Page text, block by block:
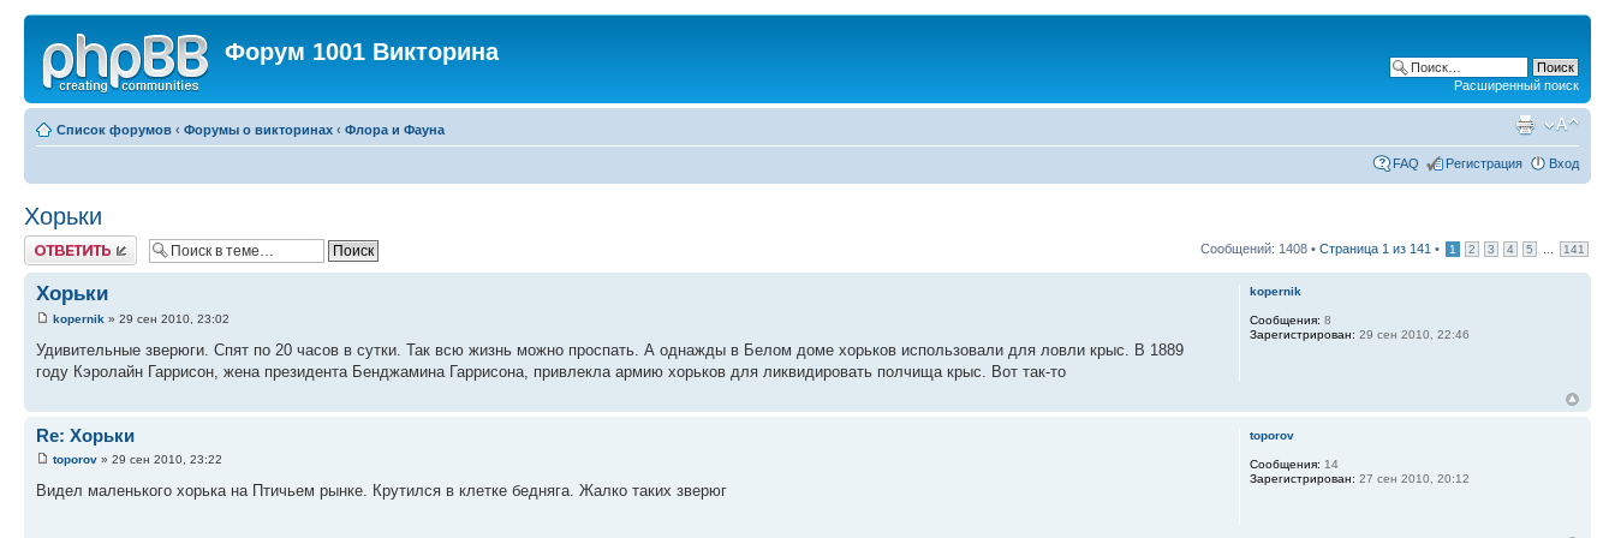
Форум 1001 Викторина
Расширенный поиск
Список форумов ‹ Форумы о викторинах ‹ Флора и Фауна
FAQ Регистрация Вход
Хорьки
Ответить Сообщений: 1408 • Страница 1 из 141 • 1 2 3 4 5 141
Хорьки
kopernik » 29 сен 2010, 23:02
Удивительные зверюги. Спят по 20 часов в сутки. Так всю жизнь можно проспать. А однажды в Белом доме хорьков использовали для ловли крыс. В 1889
году Кэролайн Гаррисон, жена президента Бенджамина Гаррисона, привлекла армию хорьков для ликвидировать полчища крыс. Вот так-то
kopernik
Сообщения: 8
Зарегистрирован: 29 сен 2010, 22:46
Re: Хорьки
toporov » 29 сен 2010, 23:22
Видел маленького хорька на Птичьем рынке. Крутился в клетке бедняга. Жалко таких зверюг
toporov
Сообщения: 14
Зарегистрирован: 27 сен 2010, 20:12